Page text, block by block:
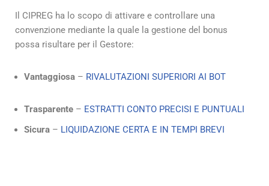
Il CIPREG ha lo scopo di attivare e controllare una
convenzione mediante la quale la gestione del bonus
possa risultare per il Gestore:
Vantaggiosa – RIVALUTAZIONI SUPERIORI AI BOT
Trasparente – ESTRATTI CONTO PRECISI E PUNTUALI
Sicura – LIQUIDAZIONE CERTA E IN TEMPI BREVI